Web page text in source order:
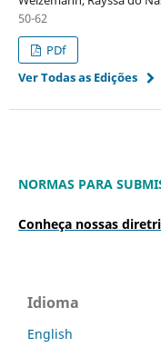
50-62
PDf
Ver Todas as Edições
NORMAS PARA
Conheça nossas
Idioma
English